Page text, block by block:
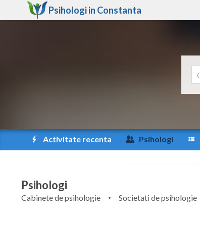
Psihologi in Constanta
Activitate recenta Psihologi
Psihologi
Cabinete de psihologie Societati de psihologie